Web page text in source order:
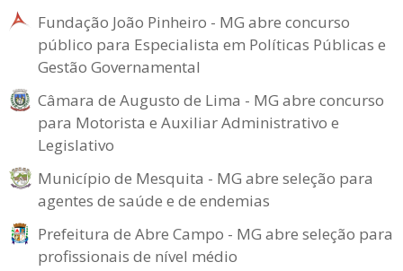
Fundação João Pinheiro - MG abre concurso
público para Especialista em Políticas Públicas e
Gestão Governamental
Câmara de Augusto de Lima - MG abre concurso
para Motorista e Auxiliar Administrativo e
Legislativo
Município de Mesquita - MG abre seleção para
agentes de saúde e de endemias
Prefeitura de Abre Campo - MG abre seleção para
profissionais de nível médio